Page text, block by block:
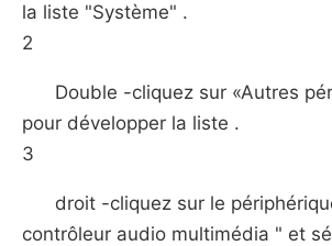
la liste "Système" .
2
Double -cliquez sur «Autres
pour développer la liste .
3
droit -cliquez sur le
contrôleur audio multimédia " et